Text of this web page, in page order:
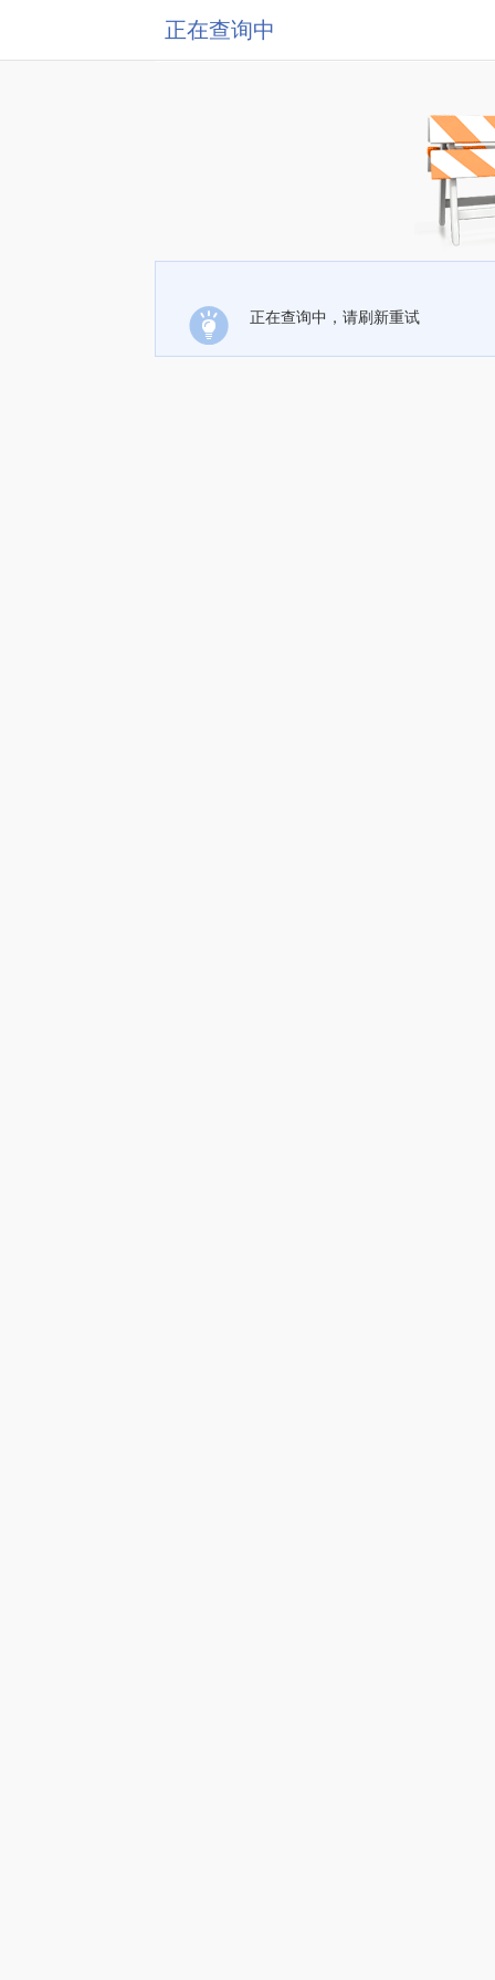
正在查询中
正在查询中，请刷新重试